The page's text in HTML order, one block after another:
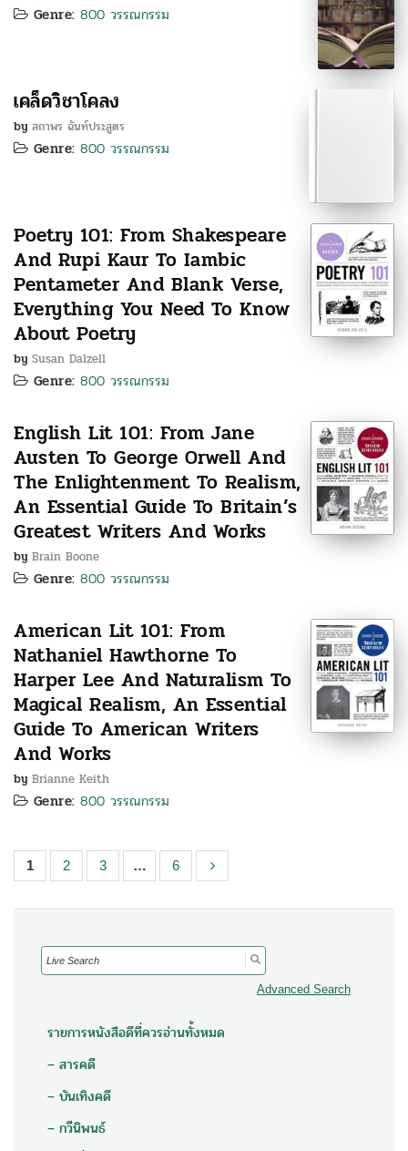
Genre: 800 วรรณกรรม
เคล็ดวิชาโคลง
by สถาพร ฉันท์ประสูตร
Genre: 800 วรรณกรรม
Poetry 101: From Shakespeare
And Rupi Kaur To Iambic
Pentameter And Blank Verse,
Everything You Need To Know
About Poetry
by Susan Dalzell
Genre: 800 วรรณกรรม
English Lit 101: From Jane
Austen To George Orwell And
The Enlightenment To Realism,
An Essential Guide To Britain’s
Greatest Writers And Works
by Brain Boone
Genre: 800 วรรณกรรม
American Lit 101: From
Nathaniel Hawthorne To
Harper Lee And Naturalism To
Magical Realism, An Essential
Guide To American Writers
And Works
by Brianne Keith
Genre: 800 วรรณกรรม
1 2 3 … 6
Search
for:
Advanced Search
รายการหนังสือดีที่ควรอ่านทั้งหมด
– สารคดี
– บันเทิงคดี
– กวีนิพนธ์